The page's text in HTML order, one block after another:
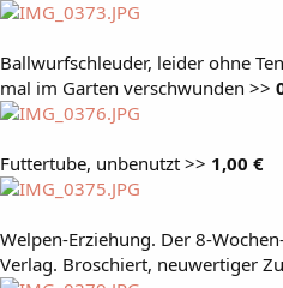
Ballwurfschleuder, leider ohne
mal im Garten verschwunden >>
Futtertube, unbenutzt >> 1,00 €
Welpen-Erziehung. Der 8-
Verlag. Broschiert, neuwertiger